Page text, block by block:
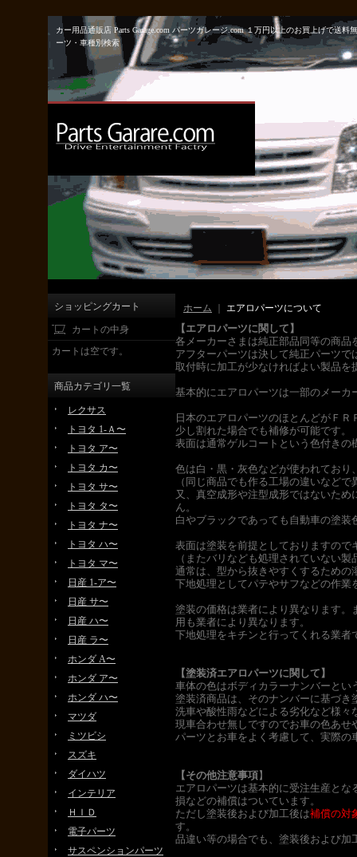
カー用品通販店 Parts Garage.com パーツガレージ.com １万円以上のお買上げで送
ーツ・車種別検索
ショッピングカート
カートの中身
カートは空です。
商品カテゴリ一覧
レクサス
トヨタ 1-Ａ〜
トヨタ ア〜
トヨタ カ〜
トヨタ サ〜
トヨタ タ〜
トヨタ ナ〜
トヨタ ハ〜
トヨタ マ〜
日産 1-ア〜
日産 サ〜
日産 ハ〜
日産 ラ〜
ホンダ A〜
ホンダ ア〜
ホンダ ハ〜
マツダ
ミツビシ
スズキ
ダイハツ
インテリア
ＨＩＤ
電子パーツ
サスペンションパーツ
ホーム エアロパーツについて
【エアロパーツに関して】
各メーカーさまは純正部品同等の商
アフターパーツは決して純正パーツ
取付時に加工が少なければよい製品
基本的にエアロパーツは一部のメー
日本のエアロパーツのほとんどがＦ
少し割れた場合でも補修が可能です。
表面は通常ゲルコートという色付きの
色は白・黒・灰色などが使われてお
（同じ商品でも作る工場の違いなど
又、真空成形や注型成形ではないた
ん。
白やブラックであっても自動車の塗装
表面は塗装を前提としておりますの
（またバリなども処理されていない製
通常は、型から抜きやすくするため
下地処理としてパテやサフなどの作業
塗装の価格は業者により異なります
用も業者により異なります。
下地処理をキチンと行ってくれる業
【塗装済エアロパーツに関して】
車体の色はボディカラーナンバーと
塗装済商品は、そのナンバーに基づ
洗車や酸性雨などによる劣化など様
現車合わせ無しですのでお車の色あ
パーツとお車をよく考慮して、実際
【その他注意事項】
エアロパーツは基本的に受注生産と
損などの補償はついています。
ただし塗装後および加工後は補償の対
す。
品違い等の場合でも、塗装後および加